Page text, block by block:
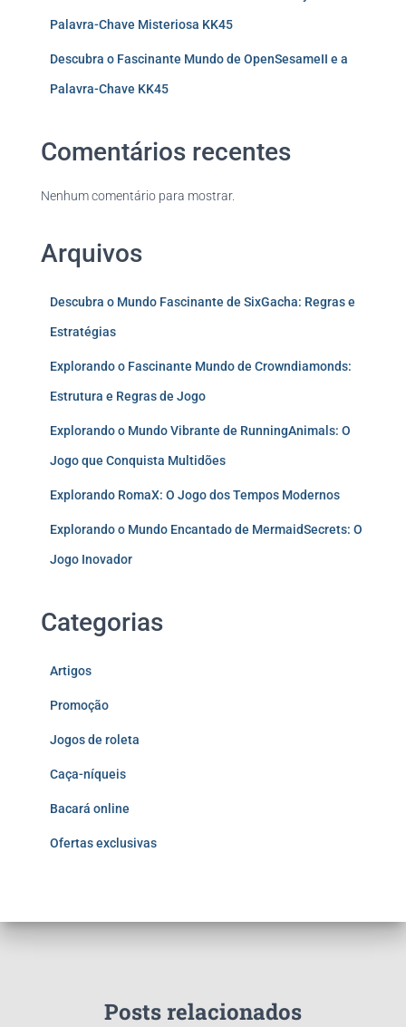
Palavra-Chave Misteriosa KK45
Descubra o Fascinante Mundo de OpenSesameII e a
Palavra-Chave KK45
Comentários recentes
Nenhum comentário para mostrar.
Arquivos
Descubra o Mundo Fascinante de SixGacha: Regras e
Estratégias
Explorando o Fascinante Mundo de Crowndiamonds:
Estrutura e Regras de Jogo
Explorando o Mundo Vibrante de RunningAnimals: O
Jogo que Conquista Multidões
Explorando RomaX: O Jogo dos Tempos Modernos
Explorando o Mundo Encantado de MermaidSecrets: O
Jogo Inovador
Categorias
Artigos
Promoção
Jogos de roleta
Caça-níqueis
Bacará online
Ofertas exclusivas
Posts relacionados